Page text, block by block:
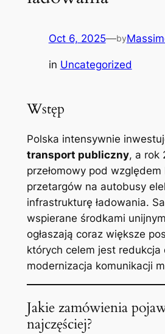
Oct 6, 2025—by
in Uncategorized
Wstęp
Polska intensywnie
transport publiczny, a rok
przełomowy pod względem
przetargów na autobusy
infrastrukturę ładowania.
wspierane środkami
ogłaszają coraz większe
których celem jest redukcja
modernizacja komunikacji
Jakie zamówienia
najczęściej?